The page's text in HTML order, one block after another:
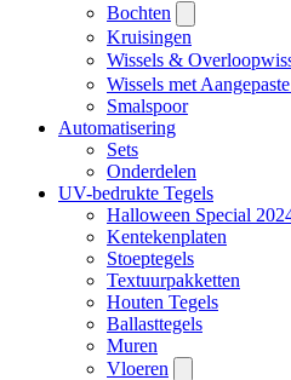
Bochten
Kruisingen
Wissels &
Wissels met
Smalspoor
Automatisering
Sets
Onderdelen
UV-bedrukte Tegels
Halloween Special
Kentekenplaten
Stoeptegels
Textuurpakketten
Houten Tegels
Ballasttegels
Muren
Vloeren